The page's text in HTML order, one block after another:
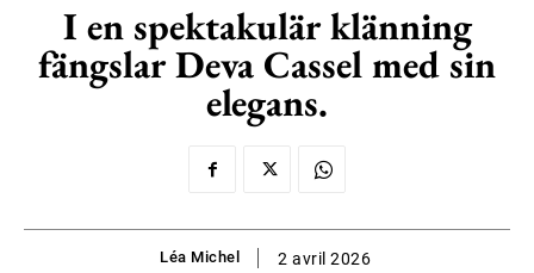
I en spektakulär klänning
fängslar Deva Cassel med sin
elegans.
Léa Michel 2 avril 2026